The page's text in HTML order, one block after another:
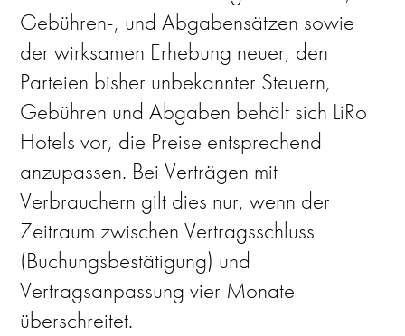
Gebühren-, und Abgabensätzen sowie
der wirksamen Erhebung neuer, den
Parteien bisher unbekannter Steuern,
Gebühren und Abgaben behält sich LiRo
Hotels vor, die Preise entsprechend
anzupassen. Bei Verträgen mit
Verbrauchern gilt dies nur, wenn der
Zeitraum zwischen Vertragsschluss
(Buchungsbestätigung) und
Vertragsanpassung vier Monate
überschreitet.